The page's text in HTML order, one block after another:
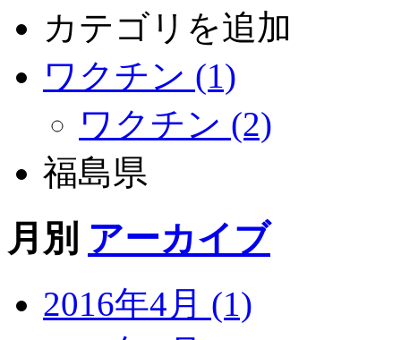
カテゴリを追加
ワクチン (1)
ワクチン (2)
福島県
月別 アーカイブ
2016年4月 (1)